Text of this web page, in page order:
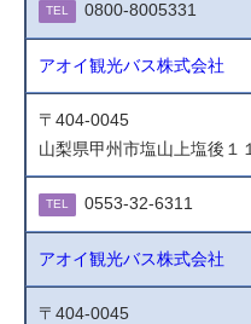
TEL 0800-8005331
アオイ観光バス株式会社
〒404-0045
山梨県甲州市塩山上塩後１
TEL 0553-32-6311
アオイ観光バス株式会社
〒404-0045